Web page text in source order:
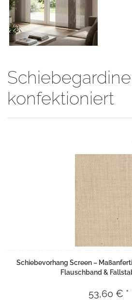
Schiebegardine
konfektioniert
Schiebevorhang Screen –
Flauschband &
53,60 € *